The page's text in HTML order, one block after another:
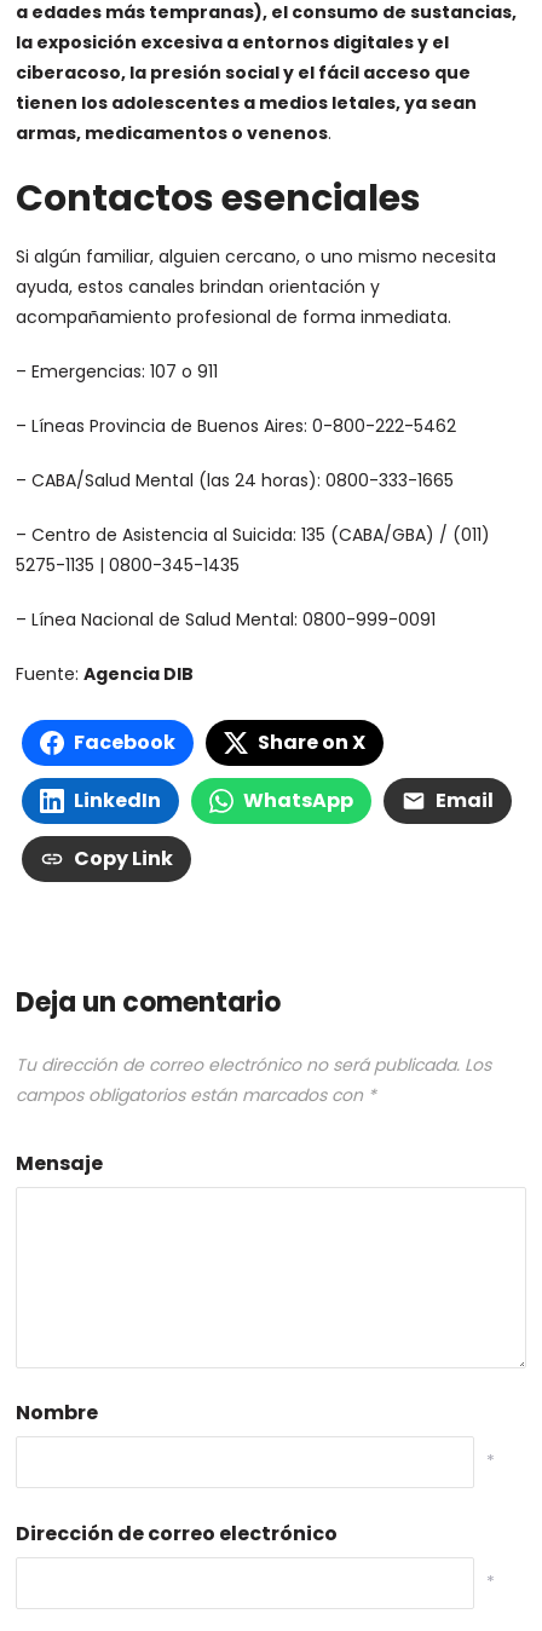
a edades más tempranas), el consumo de sustancias,
la exposición excesiva a entornos digitales y el
ciberacoso, la presión social y el fácil acceso que
tienen los adolescentes a medios letales, ya sean
armas, medicamentos o venenos.
Contactos esenciales
Si algún familiar, alguien cercano, o uno mismo necesita
ayuda, estos canales brindan orientación y
acompañamiento profesional de forma inmediata.
– Emergencias: 107 o 911
– Líneas Provincia de Buenos Aires: 0-800-222-5462
– CABA/Salud Mental (las 24 horas): 0800-333-1665
– Centro de Asistencia al Suicida: 135 (CABA/GBA) / (011)
5275-1135 | 0800-345-1435
– Línea Nacional de Salud Mental: 0800-999-0091
Fuente:Agencia DIB
Facebook Share on X
LinkedIn WhatsApp Email
Copy Link
Deja un comentario
Tu dirección de correo electrónico no será publicada. Los
campos obligatorios están marcados con *
Mensaje
Nombre
*
Dirección de correo electrónico
*